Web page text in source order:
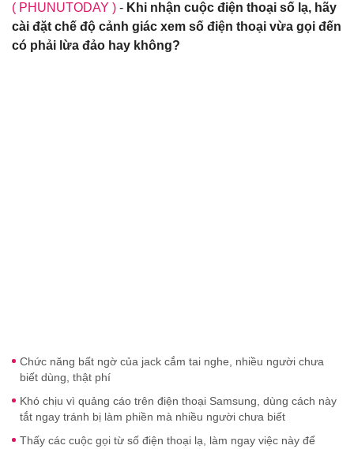
( PHUNUTODAY ) - Khi nhận cuộc điện thoại số lạ, hãy
cài đặt chế độ cảnh giác xem số điện thoại vừa gọi đến
có phải lừa đảo hay không?
Chức năng bất ngờ của jack cắm tai nghe, nhiều người chưa
biết dùng, thật phí
Khó chịu vì quảng cáo trên điện thoại Samsung, dùng cách này
tắt ngay tránh bị làm phiền mà nhiều người chưa biết
Thấy các cuộc gọi từ số điện thoại lạ, làm ngay việc này để